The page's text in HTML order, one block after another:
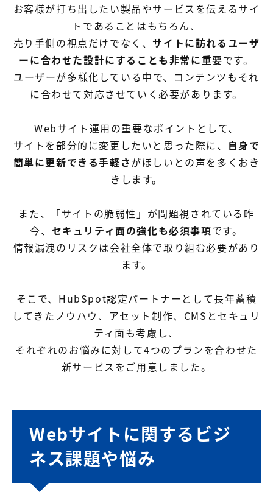
WEBプラス
お客様が打ち出したい製品やサービスを伝えるサイ
トであることはもちろん、
売り手側の視点だけでなく、 サイトに訪れるユーザ
ーに合わせた設計にすることも非常に重要です。
ユーザーが多様化している中で、コンテンツもそれ
に合わせて対応させていく必要があります。
Webサイト運用の重要なポイントとして、
サイトを部分的に変更したいと思った際に、
自身で
簡単に更新できる手軽さがほしいとの声を多くおき
きします。
また、「サイトの脆弱性」が問題視されている昨
今、 セキュリティ面の強化も必須事項です。
情報漏洩のリスクは会社全体で取り組む必要があり
ます。
そこで、HubSpot認定パートナーとして長年蓄積
してきたノウハウ、アセット制作、CMSとセキュリ
ティ面も考慮し、
それぞれのお悩みに対して4つのプランを合わせた
新サービスをご用意しました。
Webサイトに関するビジ
ネス課題や悩み